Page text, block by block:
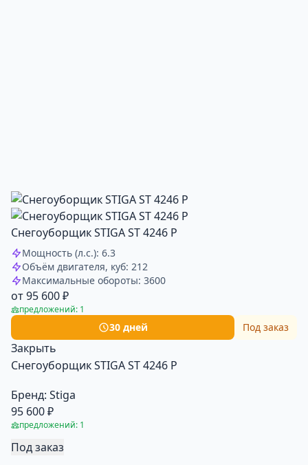
Снегоуборщик STIGA ST 4246 P
Мощность (л.с.): 6.3
Объём двигателя, куб: 212
Максимальные обороты: 3600
от 95 600 ₽
предложений: 1
30 дней Под заказ
Закрыть
Снегоуборщик STIGA ST 4246 P
Бренд: Stiga
95 600 ₽
предложений: 1
Под заказ